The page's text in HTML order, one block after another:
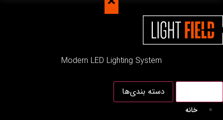
Modern LED Lighting System
دسته بندی‌ها
خانه